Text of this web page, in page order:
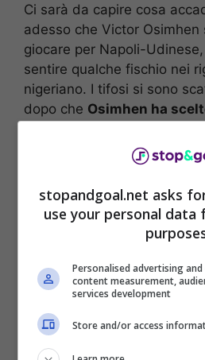
Ci sarà da capire cosa
adesso che Victor Osimhen
giocare per Napoli-
sentire qualche fischio nei
nigeriano. I tifosi si sono
dopo che Osimhen ha
quelle della storica vittoria
stopandgoal.net asks
use your personal
Personalised advertising
content measurement,
services development
Store and/or access